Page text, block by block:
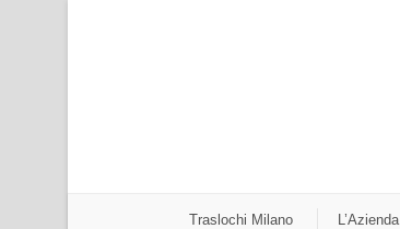
Traslochi Milano L’Azienda